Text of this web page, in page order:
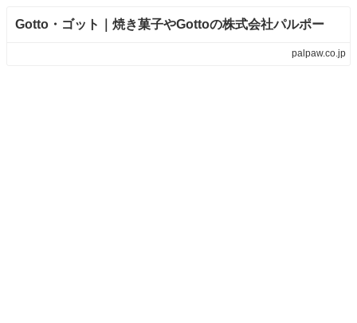
Gotto・ゴット｜焼き菓子やGottoの株式会社パルポー
palpaw.co.jp